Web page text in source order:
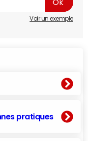
Voir un exemple
pratiques